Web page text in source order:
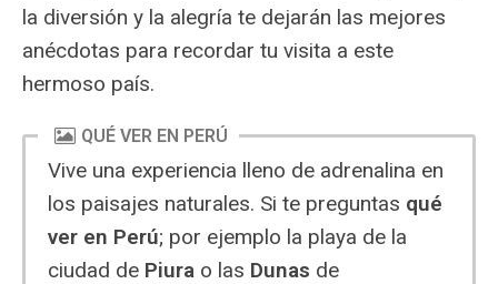
la diversión y la alegría te dejarán las mejores
anécdotas para recordar tu visita a este
hermoso país.
QUÉ VER EN PERÚ
Vive una experiencia lleno de adrenalina en
los paisajes naturales. Si te preguntas qué
ver en Perú; por ejemplo la playa de la
ciudad de Piura o las Dunas de